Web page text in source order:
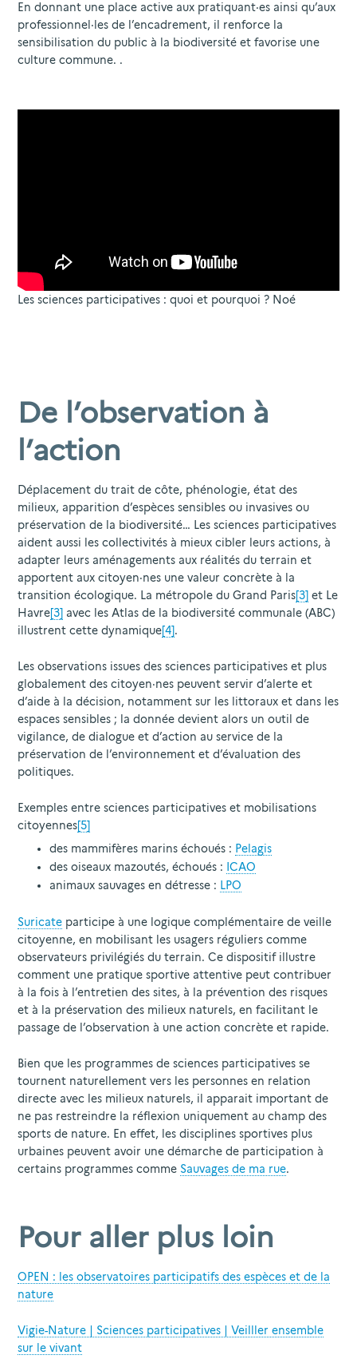
En donnant une place active aux pratiquant·es ainsi qu’aux
professionnel·les de l’encadrement, il renforce la
sensibilisation du public à la biodiversité et favorise une
culture commune. .
Les sciences participatives : quoi et pourquoi ? Noé
De l’observation à
l’action
Déplacement du trait de côte, phénologie, état des
milieux, apparition d’espèces sensibles ou invasives ou
préservation de la biodiversité… Les sciences participatives
aident aussi les collectivités à mieux cibler leurs actions, à
adapter leurs aménagements aux réalités du terrain et
apportent aux citoyen·nes une valeur concrète à la
transition écologique. La métropole du Grand Paris[3] et Le
Havre[3] avec les Atlas de la biodiversité communale (ABC)
illustrent cette dynamique[4].
Les observations issues des sciences participatives et plus
globalement des citoyen·nes peuvent servir d’alerte et
d’aide à la décision, notamment sur les littoraux et dans les
espaces sensibles ; la donnée devient alors un outil de
vigilance, de dialogue et d’action au service de la
préservation de l’environnement et d’évaluation des
politiques.
Exemples entre sciences participatives et mobilisations
citoyennes[5]
des mammifères marins échoués : Pelagis
des oiseaux mazoutés, échoués : ICAO
animaux sauvages en détresse : LPO
Suricate participe à une logique complémentaire de veille
citoyenne, en mobilisant les usagers réguliers comme
observateurs privilégiés du terrain. Ce dispositif illustre
comment une pratique sportive attentive peut contribuer
à la fois à l’entretien des sites, à la prévention des risques
et à la préservation des milieux naturels, en facilitant le
passage de l’observation à une action concrète et rapide.
Bien que les programmes de sciences participatives se
tournent naturellement vers les personnes en relation
directe avec les milieux naturels, il apparait important de
ne pas restreindre la réflexion uniquement au champ des
sports de nature. En effet, les disciplines sportives plus
urbaines peuvent avoir une démarche de participation à
certains programmes comme Sauvages de ma rue.
Pour aller plus loin
OPEN : les observatoires participatifs des espèces et de la
nature
Vigie-Nature | Sciences participatives | Veilller ensemble
sur le vivant